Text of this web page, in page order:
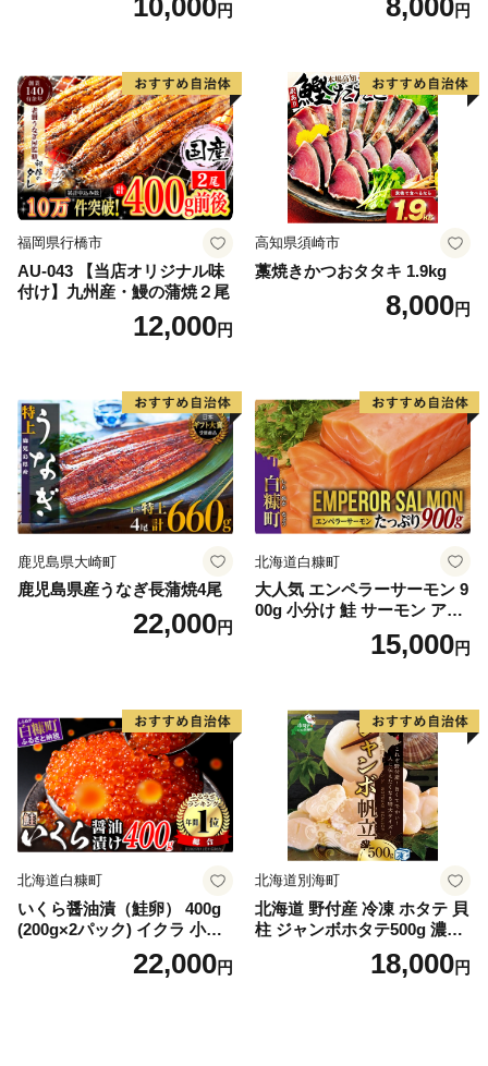
10,000円 8,000円
福岡県行橋市
AU-043 【当店オリジナル味
付け】九州産・鰻の蒲焼２尾
12,000円
高知県須崎市
藁焼きかつおタタキ 1.9kg
8,000円
鹿児島県大崎町
鹿児島県産うなぎ長蒲焼4尾
22,000円
北海道白糠町
大人気 エンペラーサーモン 9
00g 小分け 鮭 サーモン アト
ランティックサーモン 水産
庁長官賞 受賞 さけ シャケ し
満足 美味しい 贈答 生食用 刺
身 お刺身 刺し身 魚介類 海鮮
冷凍 厚切り 薄切り ふるさと
納税 ふるさとチョイス チョ
イス 北海道 白糠町
15,000円
北海道白糠町
いくら醤油漬（鮭卵） 400g
(200g×2パック) イクラ 小分
け いくら醤油漬 鮭いくら い
くら醤油漬け 鮭 鮭卵 ikura
22,000円
北海道別海町
北海道 野付産 冷凍 ホタテ 貝
柱 ジャンボホタテ500g 濃厚
な旨味と甘み （ほたて ホタ
テ 帆立 貝柱 ホタテ貝柱 大玉
18,000円